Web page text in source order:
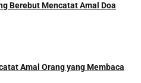
Berebut Mencatat Amal Doa
Amal Orang yang Membaca